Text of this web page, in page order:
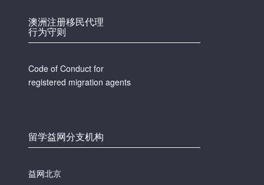
澳洲注册移民代理
行为守则
Code of Conduct for
registered migration agents
留学益网分支机构
益网北京